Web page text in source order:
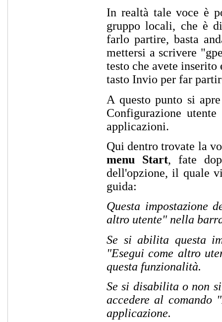
In realtà tale voce è
gruppo locali, che è
farlo partire, basta
mettersi a scrivere
testo che avete
tasto Invio per far
A questo punto si
Configurazione
applicazioni.
Qui dentro trovate la
menu Start, fate
dell'opzione, il quale
guida:
Questa impostazione
altro utente" nella
Se si abilita questa
"Esegui come altro
questa funzionalità.
Se si disabilita o non
accedere al comando
applicazione.